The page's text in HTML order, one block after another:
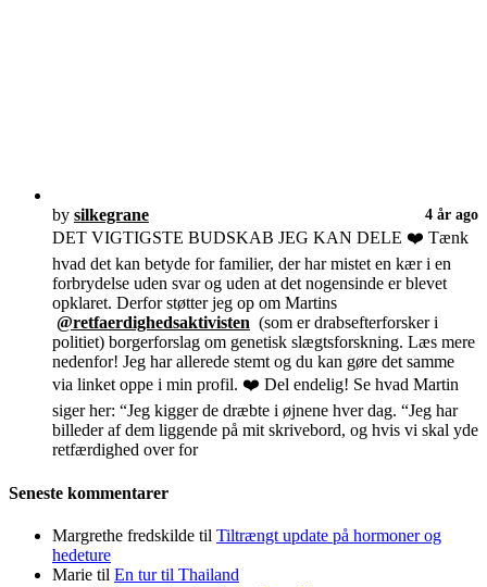
by silkegrane 4 år ago
DET VIGTIGSTE BUDSKAB JEG KAN DELE ❤️ Tænk
hvad det kan betyde for familier, der har mistet en kær i en
forbrydelse uden svar og uden at det nogensinde er blevet
opklaret. Derfor støtter jeg op om Martins
@retfaerdighedsaktivisten (som er drabsefterforsker i
politiet) borgerforslag om genetisk slægtsforskning. Læs mere
nedenfor! Jeg har allerede stemt og du kan gøre det samme
via linket oppe i min profil. ❤️ Del endelig! Se hvad Martin
siger her: “Jeg kigger de dræbte i øjnene hver dag. “Jeg har
billeder af dem liggende på mit skrivebord, og hvis vi skal yde
retfærdighed over for
Seneste kommentarer
Margrethe fredskilde til Tiltrængt update på hormoner og
hedeture
Marie til En tur til Thailand